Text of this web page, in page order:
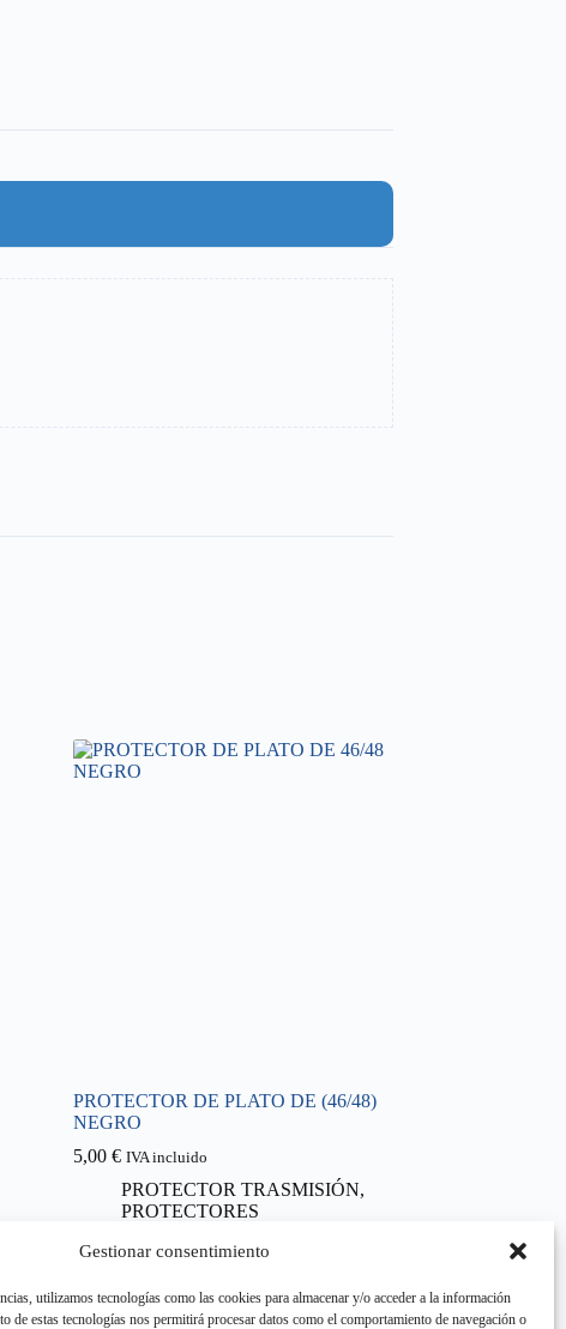
Gestionar consentimiento
utilizamos tecnologías como las cookies para almacenar y/o acceder a la información
de estas tecnologías nos permitirá procesar datos como el comportamiento de navegación o
PROTECTOR DE PLATO DE (46/48)
NEGRO
5,00 € IVA incluido
PROTECTOR TRASMISIÓN,
PROTECTORES
Añadir al carrito